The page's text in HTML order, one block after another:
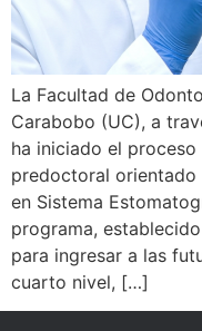
La Facultad de
Carabobo (UC), a
ha iniciado el
predoctoral
en Sistema
programa,
para ingresar a las
cuarto nivel, […]